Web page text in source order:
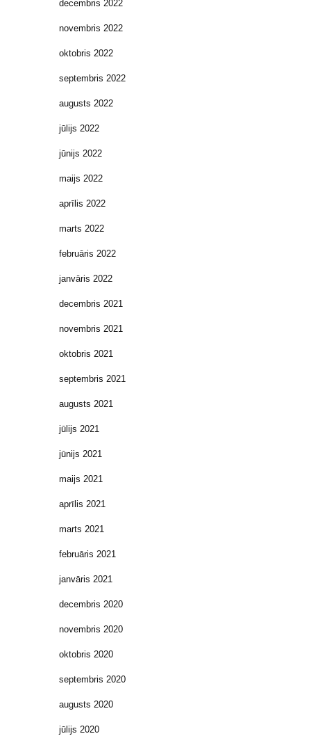
decembris 2022
novembris 2022
oktobris 2022
septembris 2022
augusts 2022
jūlijs 2022
jūnijs 2022
maijs 2022
aprīlis 2022
marts 2022
februāris 2022
janvāris 2022
decembris 2021
novembris 2021
oktobris 2021
septembris 2021
augusts 2021
jūlijs 2021
jūnijs 2021
maijs 2021
aprīlis 2021
marts 2021
februāris 2021
janvāris 2021
decembris 2020
novembris 2020
oktobris 2020
septembris 2020
augusts 2020
jūlijs 2020